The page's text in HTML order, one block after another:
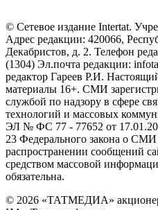
© Сетевое издание Intertat.
Адрес редакции: 420066,
Декабристов, д. 2. Телефон
(1304) Эл.почта редакции:
редактор Гареев Р.И.
материалы 16+. СМИ
службой по надзору в сфере
технологий и массовых
ЭЛ № ФС 77 - 77652 от
23 Федерального закона о СМИ
распространении сообщений
средством массовой
обязательна.
© 2026 «ТАТМЕДИА»